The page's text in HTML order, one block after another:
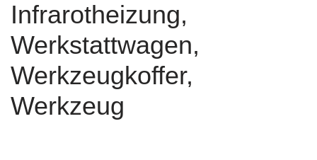
Infrarotheizung,
Werkstattwagen,
Werkzeugkoffer,
Werkzeug